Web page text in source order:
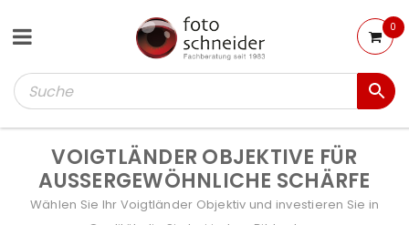
0
VOIGTLÄNDER OBJEKTIVE FÜR
AUSSERGEWÖHNLICHE SCHÄRFE
Wählen Sie Ihr Voigtländer Objektiv und investieren Sie in